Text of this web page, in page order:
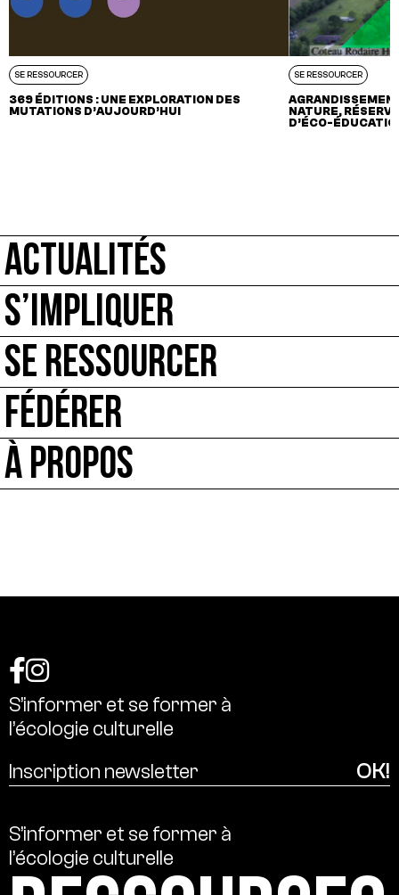
SE RESSOURCER
369 ÉDITIONS : UNE EXPLORATION DES
MUTATIONS D’AUJOURD’HUI
SE RESSOURCER
NATURE,
D’ÉCO-
ACTUALITÉS
S’IMPLIQUER
SE RESSOURCER
FÉDÉRER
À PROPOS
S’informer et se former à
l’écologie culturelle
S’informer et se former à
l’écologie culturelle